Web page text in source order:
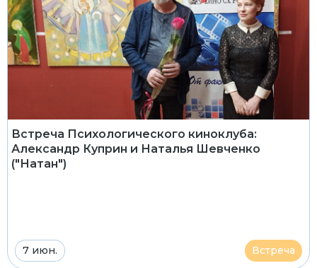
Встреча Психологического киноклуба:
Александр Куприн и Наталья Шевченко
("Натан")
7 июн. Встреча